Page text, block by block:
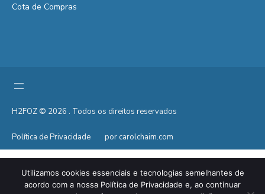
Cota de Compras
H2FOZ © 2026 . Todos os direitos reservados
Política de Privacidade por carolchaim.com
Utilizamos cookies essenciais e tecnologias semelhantes de
acordo com a nossa Política de Privacidade e, ao continuar